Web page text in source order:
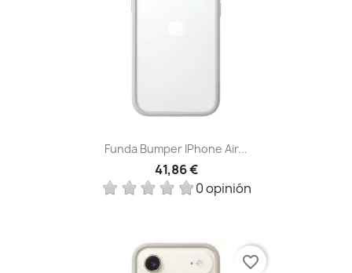
Funda Bumper IPhone Air...
41,86 €
0 opinión
favorite_border